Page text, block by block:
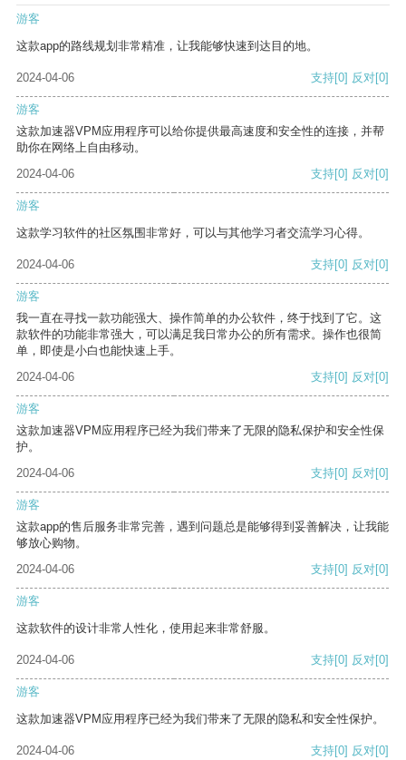
游客
这款app的路线规划非常精准，让我能够快速到达目的地。
2024-04-06 支持[0] 反对[0]
游客
这款加速器VPM应用程序可以给你提供最高速度和安全性的连接，并帮
助你在网络上自由移动。
2024-04-06
支持[0] 反对[0]
游客
这款学习软件的社区氛围非常好，可以与其他学习者交流学习心得。
2024-04-06 支持[0] 反对[0]
游客
我一直在寻找一款功能强大、操作简单的办公软件，终于找到了它。这
款软件的功能非常强大，可以满足我日常办公的所有需求。操作也很简
单，即使是小白也能快速上手。
2024-04-06
支持[0] 反对[0]
游客
这款加速器VPM应用程序已经为我们带来了无限的隐私保护和安全性保
护。
2024-04-06
支持[0] 反对[0]
游客
这款app的售后服务非常完善，遇到问题总是能够得到妥善解决，让我能
够放心购物。
2024-04-06
支持[0] 反对[0]
游客
这款软件的设计非常人性化，使用起来非常舒服。
2024-04-06 支持[0] 反对[0]
游客
这款加速器VPM应用程序已经为我们带来了无限的隐私和安全性保护。
2024-04-06 支持[0] 反对[0]